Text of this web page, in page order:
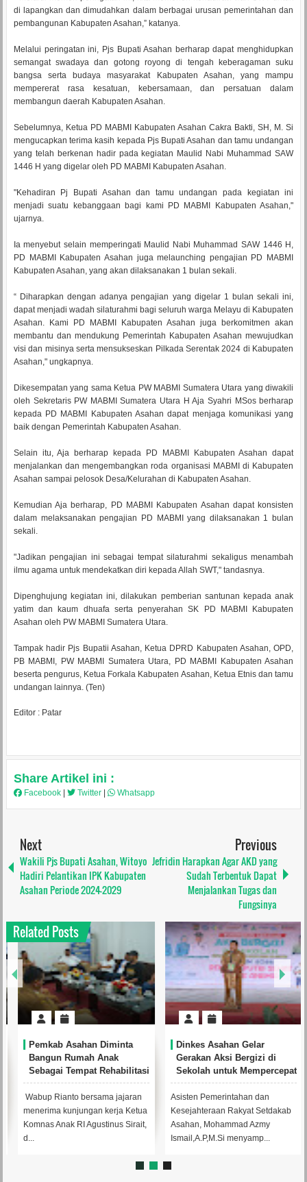
di lapangkan dan dimudahkan dalam berbagai urusan pemerintahan dan
pembangunan Kabupaten Asahan,” katanya.
Melalui peringatan ini, Pjs Bupati Asahan berharap dapat menghidupkan
semangat swadaya dan gotong royong di tengah keberagaman suku
bangsa serta budaya masyarakat Kabupaten Asahan, yang mampu
mempererat rasa kesatuan, kebersamaan, dan persatuan dalam
membangun daerah Kabupaten Asahan.
Sebelumnya, Ketua PD MABMI Kabupaten Asahan Cakra Bakti, SH, M. Si
mengucapkan terima kasih kepada Pjs Bupati Asahan dan tamu undangan
yang telah berkenan hadir pada kegiatan Maulid Nabi Muhammad SAW
1446 H yang digelar oleh PD MABMI Kabupaten Asahan.
"Kehadiran Pj Bupati Asahan dan tamu undangan pada kegiatan ini
menjadi suatu kebanggaan bagi kami PD MABMI Kabupaten Asahan,"
ujarnya.
Ia menyebut selain memperingati Maulid Nabi Muhammad SAW 1446 H,
PD MABMI Kabupaten Asahan juga melaunching pengajian PD MABMI
Kabupaten Asahan, yang akan dilaksanakan 1 bulan sekali.
“ Diharapkan dengan adanya pengajian yang digelar 1 bulan sekali ini,
dapat menjadi wadah silaturahmi bagi seluruh warga Melayu di Kabupaten
Asahan. Kami PD MABMI Kabupaten Asahan juga berkomitmen akan
membantu dan mendukung Pemerintah Kabupaten Asahan mewujudkan
visi dan misinya serta mensukseskan Pilkada Serentak 2024 di Kabupaten
Asahan," ungkapnya.
Dikesempatan yang sama Ketua PW MABMI Sumatera Utara yang diwakili
oleh Sekretaris PW MABMI Sumatera Utara H Aja Syahri MSos berharap
kepada PD MABMI Kabupaten Asahan dapat menjaga komunikasi yang
baik dengan Pemerintah Kabupaten Asahan.
Selain itu, Aja berharap kepada PD MABMI Kabupaten Asahan dapat
menjalankan dan mengembangkan roda organisasi MABMI di Kabupaten
Asahan sampai pelosok Desa/Kelurahan di Kabupaten Asahan.
Kemudian Aja berharap, PD MABMI Kabupaten Asahan dapat konsisten
dalam melaksanakan pengajian PD MABMI yang dilaksanakan 1 bulan
sekali.
"Jadikan pengajian ini sebagai tempat silaturahmi sekaligus menambah
ilmu agama untuk mendekatkan diri kepada Allah SWT," tandasnya.
Dipenghujung kegiatan ini, dilakukan pemberian santunan kepada anak
yatim dan kaum dhuafa serta penyerahan SK PD MABMI Kabupaten
Asahan oleh PW MABMI Sumatera Utara.
Tampak hadir Pjs Bupatii Asahan, Ketua DPRD Kabupaten Asahan, OPD,
PB MABMI, PW MABMI Sumatera Utara, PD MABMI Kabupaten Asahan
beserta pengurus, Ketua Forkala Kabupaten Asahan, Ketua Etnis dan tamu
undangan lainnya. (Ten)
Editor : Patar
Share Artikel ini :
Facebook Twitter Whatsapp
Next
Wakili Pjs Bupati Asahan, Witoyo
Hadiri Pelantikan IPK Kabupaten
Asahan Periode 2024-2029
Previous
Jefridin Harapkan Agar AKD yang
Sudah Terbentuk Dapat
Menjalankan Tugas dan
Fungsinya
Related Posts
Pemkab Asahan Diminta
Bangun Rumah Anak
Sebagai Tempat Rehabilitasi
Anak Korban Kekerasan
Wabup Rianto bersama jajaran
menerima kunjungan kerja Ketua
Komnas Anak RI Agustinus Sirait,
Dinkes Asahan Gelar
Gerakan Aksi Bergizi di
Sekolah untuk Mempercepat
Penanggulangan Stunting
Asisten Pemerintahan dan
Kesejahteraan Rakyat Setdakab
Asahan, Mohammad Azmy
Ismail,A.P,M.Si menyamp...